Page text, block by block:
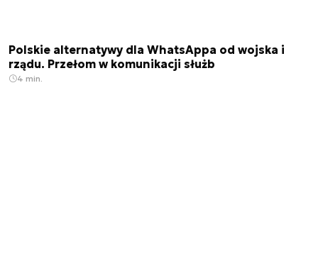
Polskie alternatywy dla WhatsAppa od wojska i
rządu. Przełom w komunikacji służb
4 min.